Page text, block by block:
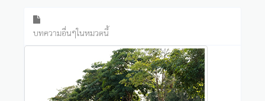
บทความอื่นๆในหมวดนี้